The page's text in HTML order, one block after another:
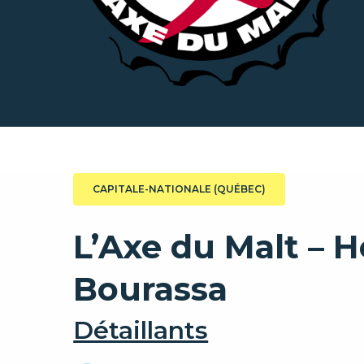
CAPITALE-NATIONALE (QUÉBEC)
L’Axe du Malt –
Bourassa
Détaillants